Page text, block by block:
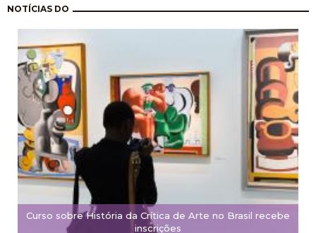
NOTÍCIAS DO
Curso sobre História da Crítica de Arte no Brasil recebe
inscrições
Paginação